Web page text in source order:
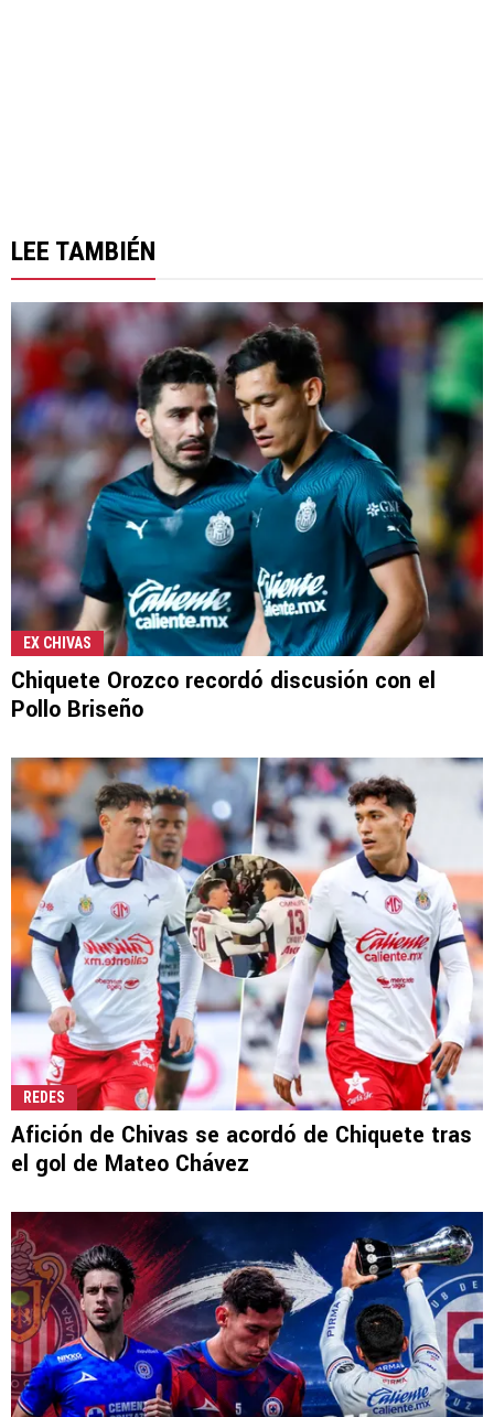
LEE TAMBIÉN
EX CHIVAS
Chiquete Orozco recordó discusión con el
Pollo Briseño
REDES
Afición de Chivas se acordó de Chiquete tras
el gol de Mateo Chávez